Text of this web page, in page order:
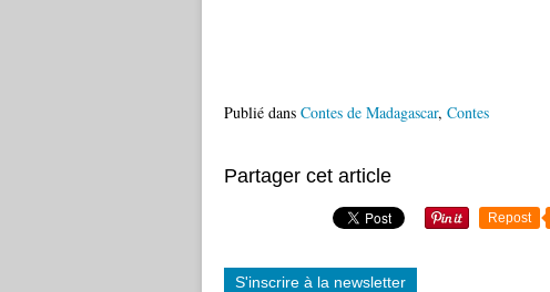
Publié dans Contes de Madagascar, Contes
Partager cet article
Repost
S'inscrire à la newsletter